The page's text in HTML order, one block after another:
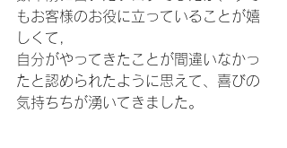
もお客様のお役に立っていることが嬉
しくて,
自分がやってきたことが間違いなかっ
たと認められたように思えて、喜びの
気持ちちが湧いてきました。